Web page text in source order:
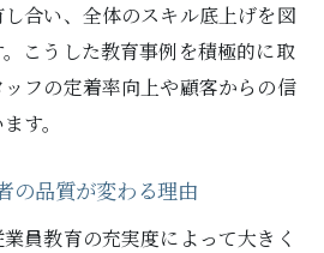
合い、全体のスキル底上げを図
こうした教育事例を積極的に取
フの定着率向上や顧客からの信
す。
の品質が変わる理由
員教育の充実度によって大きく